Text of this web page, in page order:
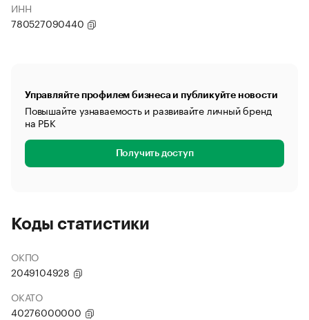
ИНН
780527090440
Управляйте профилем бизнеса и публикуйте новости
Повышайте узнаваемость и развивайте личный бренд
на РБК
Получить доступ
Коды статистики
ОКПО
2049104928
ОКАТО
40276000000